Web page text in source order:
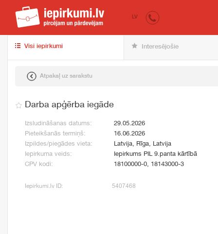
iepirkumi.lv
LV
Visi iepirkumi Interesējošie
Atpakaļ uz sarakstu
Darba apģērba iegāde
Izsludināšanas datums:
29.05.2026
Pieteikšanās termiņš:
16.06.2026
Izpildes/piegādes vieta:
Latvija, Rīga, Latvija
Iepirkuma veids:
Iepirkums PIL 9.panta kārtībā
CPV kodi:
18100000-0, 18143000-3
Iepirkumi.lv ID: 5407468